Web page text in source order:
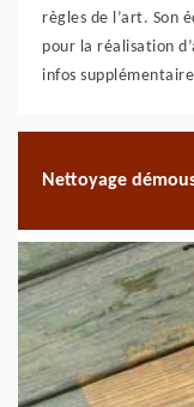
règles de l’art. Son
pour la réalisation
infos
Nettoyage